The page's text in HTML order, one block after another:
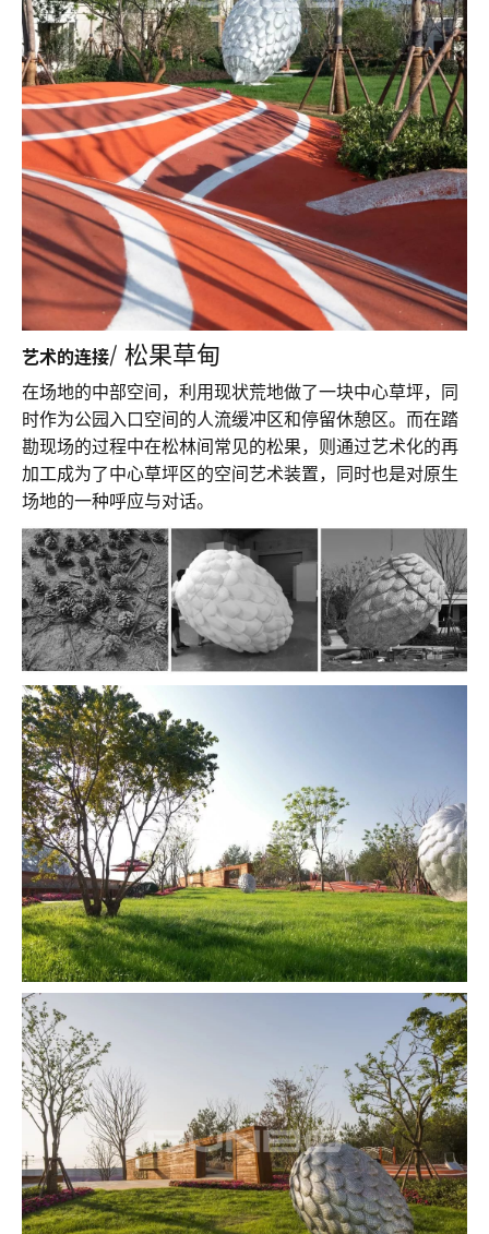
艺术的连接/ 松果草甸
在场地的中部空间，利用现状荒地做了一块中心草坪，同
时作为公园入口空间的人流缓冲区和停留休憩区。而在踏
勘现场的过程中在松林间常见的松果，则通过艺术化的再
加工成为了中心草坪区的空间艺术装置，同时也是对原生
场地的一种呼应与对话。